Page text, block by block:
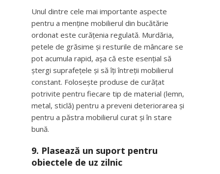
Unul dintre cele mai importante aspecte
pentru a menține mobilierul din bucătărie
ordonat este curățenia regulată. Murdăria,
petele de grăsime și resturile de mâncare se
pot acumula rapid, așa că este esențial să
ștergi suprafețele și să îți întreții mobilierul
constant. Folosește produse de curățat
potrivite pentru fiecare tip de material (lemn,
metal, sticlă) pentru a preveni deteriorarea și
pentru a păstra mobilierul curat și în stare
bună.
9. Plasează un suport pentru
obiectele de uz zilnic